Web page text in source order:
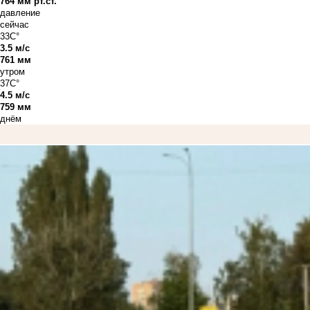
давление
сейчас
33C°
3.5 м/с
761 мм
утром
37C°
4.5 м/с
759 мм
днём